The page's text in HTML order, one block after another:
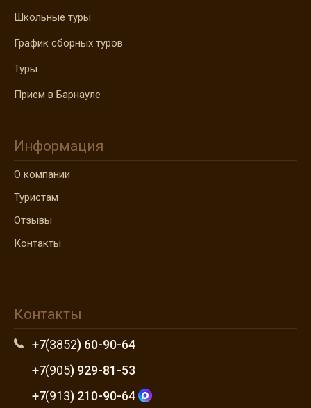
Школьные туры
График сборных туров
Туры
Прием в Барнауле
Информация
О компании
Туристам
Отзывы
Контакты
Контакты
+7(3852) 60-90-64
+7(905) 929-81-53
+7(913) 210-90-64